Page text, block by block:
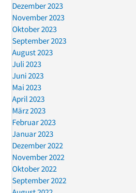
Dezember 2023
November 2023
Oktober 2023
September 2023
August 2023
Juli 2023
Juni 2023
Mai 2023
April 2023
März 2023
Februar 2023
Januar 2023
Dezember 2022
November 2022
Oktober 2022
September 2022